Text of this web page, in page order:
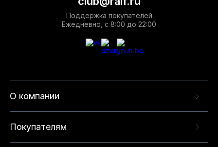
О компании
Покупателям
Поддержка покупателей
Ежедневно, с 8:00 до 22:00